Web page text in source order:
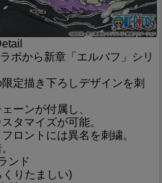
ボから新章「エルバフ」シリ
定描き下ろしデザインを刺
ーンが付属し、
タマイズが可能。
ロントには異名を刺繍。
ンド
りたましい)